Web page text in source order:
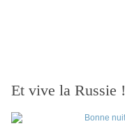
Et vive la Russie !